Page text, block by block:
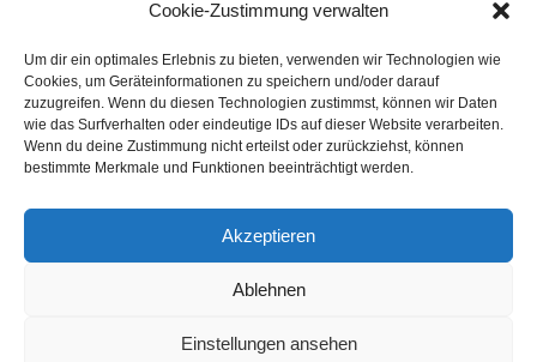
Cookie-Zustimmung verwalten
Um dir ein optimales Erlebnis zu bieten, verwenden wir Technologien wie
Cookies, um Geräteinformationen zu speichern und/oder darauf
zuzugreifen. Wenn du diesen Technologien zustimmst, können wir Daten
wie das Surfverhalten oder eindeutige IDs auf dieser Website verarbeiten.
Wenn du deine Zustimmung nicht erteilst oder zurückziehst, können
bestimmte Merkmale und Funktionen beeinträchtigt werden.
Akzeptieren
Ablehnen
Einstellungen ansehen
Informatives
Datenschutz
Impressum
Gewaltschutzkonzept (Institutionelles
Cookie-Richtlinie (EU)